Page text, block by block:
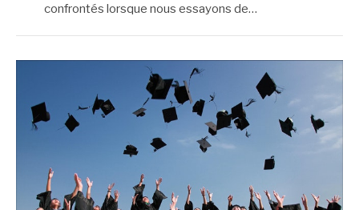
confrontés lorsque nous essayons de…